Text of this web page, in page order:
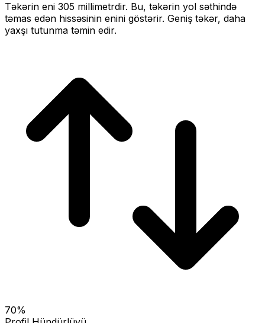
Təkərin eni 305 millimetrdir. Bu, təkərin yol səthində
təmas edən hissəsinin enini göstərir. Geniş təkər, daha
yaxşı tutunma təmin edir.
70%